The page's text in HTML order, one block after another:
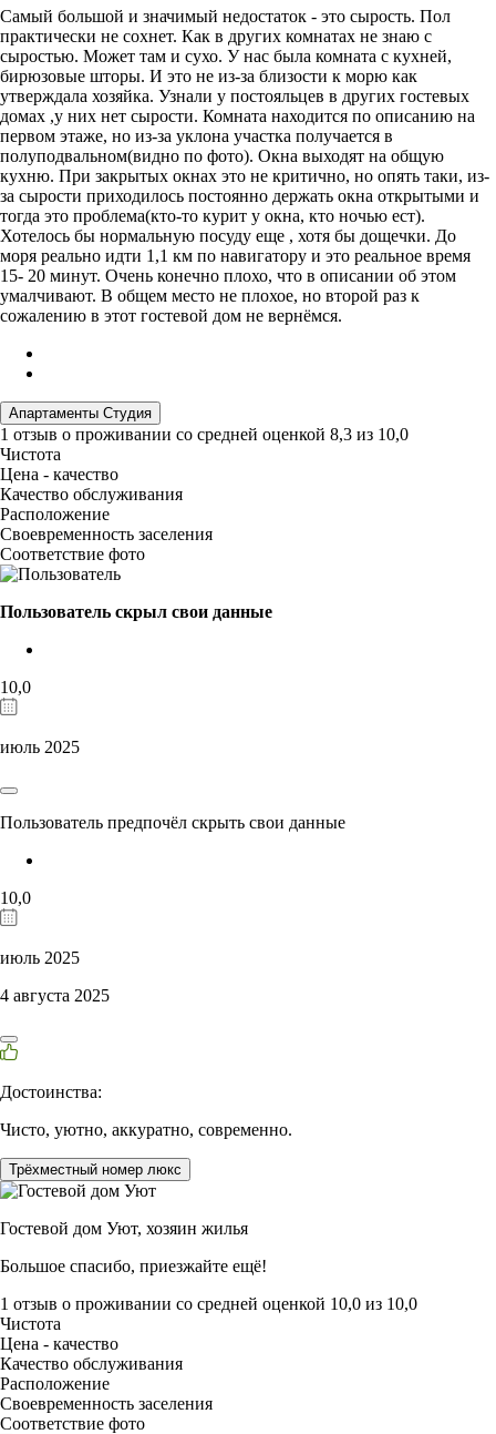
Самый большой и значимый недостаток - это сырость. Пол
практически не сохнет. Как в других комнатах не знаю с
сыростью. Может там и сухо. У нас была комната с кухней,
бирюзовые шторы. И это не из-за близости к морю как
утверждала хозяйка. Узнали у постояльцев в других гостевых
домах ,у них нет сырости. Комната находится по описанию на
первом этаже, но из-за уклона участка получается в
полуподвальном(видно по фото). Окна выходят на общую
кухню. При закрытых окнах это не критично, но опять таки, из-
за сырости приходилось постоянно держать окна открытыми и
тогда это проблема(кто-то курит у окна, кто ночью ест).
Хотелось бы нормальную посуду еще , хотя бы дощечки. До
моря реально идти 1,1 км по навигатору и это реальное время
15- 20 минут. Очень конечно плохо, что в описании об этом
умалчивают. В общем место не плохое, но второй раз к
сожалению в этот гостевой дом не вернёмся.
Апартаменты Студия
1 отзыв о проживании со средней оценкой 8,3 из 10,0
Чистота
Цена - качество
Качество обслуживания
Расположение
Своевременность заселения
Соответствие фото
Пользователь скрыл свои данные
10,0
июль 2025
Пользователь предпочёл скрыть свои данные
10,0
июль 2025
4 августа 2025
Достоинства:
Чисто, уютно, аккуратно, современно.
Трёхместный номер люкс
Гостевой дом Уют, хозяин жилья
Большое спасибо, приезжайте ещё!
1 отзыв о проживании со средней оценкой 10,0 из 10,0
Чистота
Цена - качество
Качество обслуживания
Расположение
Своевременность заселения
Соответствие фото